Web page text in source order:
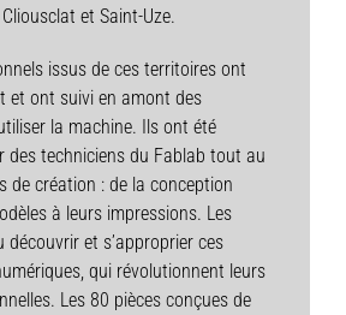
et Saint-Uze.
issus de ces territoires ont
et ont suivi en amont des
la machine. Ils ont été
des techniciens du Fablab tout au
de création : de la conception
à leurs impressions. Les
et s’approprier ces
qui révolutionnent leurs
Les 80 pièces conçues de